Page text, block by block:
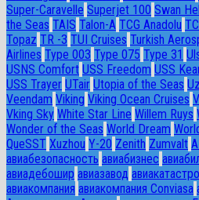
Super-Caravelle Superjet 100 Swan
the Seas TAIS Talon-A TCG Anadolu
Topaz TR -3 TUI Cruises Turkish
Airlines Type 003 Type 075 Type 31
USNS Comfort USS Freedom USS
USS Trayer UTair Utopia of the Seas
Veendam Viking Viking Ocean Cruises
Vking Sky White Star Line Willem Ruys
Wonder of the Seas World Dream
QueSST Xuzhou Y-20 Zenith Zumvalt
авиабезопасность авиабизнес
авиадебошир авиазавод
авиакомпания авиакомпания Conviasa